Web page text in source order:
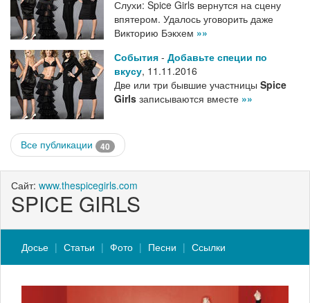
Слухи: Spice Girls вернутся на сцену
впятером. Удалось уговорить даже
Викторию Бэкхем »»
События - Добавьте специи по
вкусу, 11.11.2016
Две или три бывшие участницы Spice
Girls записываются вместе »»
Все публикации 40
Сайт: www.thespicegirls.com
SPICE GIRLS
Досье Статьи Фото Песни Ссылки